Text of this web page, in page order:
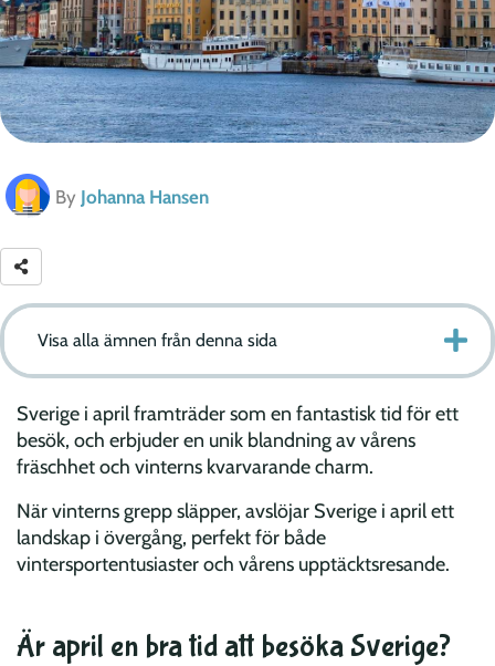
By Johanna Hansen
Visa alla ämnen från denna sida
Sverige i april framträder som en fantastisk tid för ett
besök, och erbjuder en unik blandning av vårens
fräschhet och vinterns kvarvarande charm.
När vinterns grepp släpper, avslöjar Sverige i april ett
landskap i övergång, perfekt för både
vintersportentusiaster och vårens upptäcktsresande.
Är april en bra tid att besöka Sverige?